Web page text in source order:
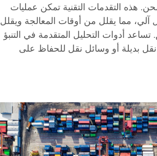
هذه التقدمات التقنية تمكن عمليات
آلي، مما يقلل من أوقات المعالجة ويقلل
أدوات التحليل المتقدمة في التنبؤ
نقل بديلة أو وسائل نقل للحفاظ على